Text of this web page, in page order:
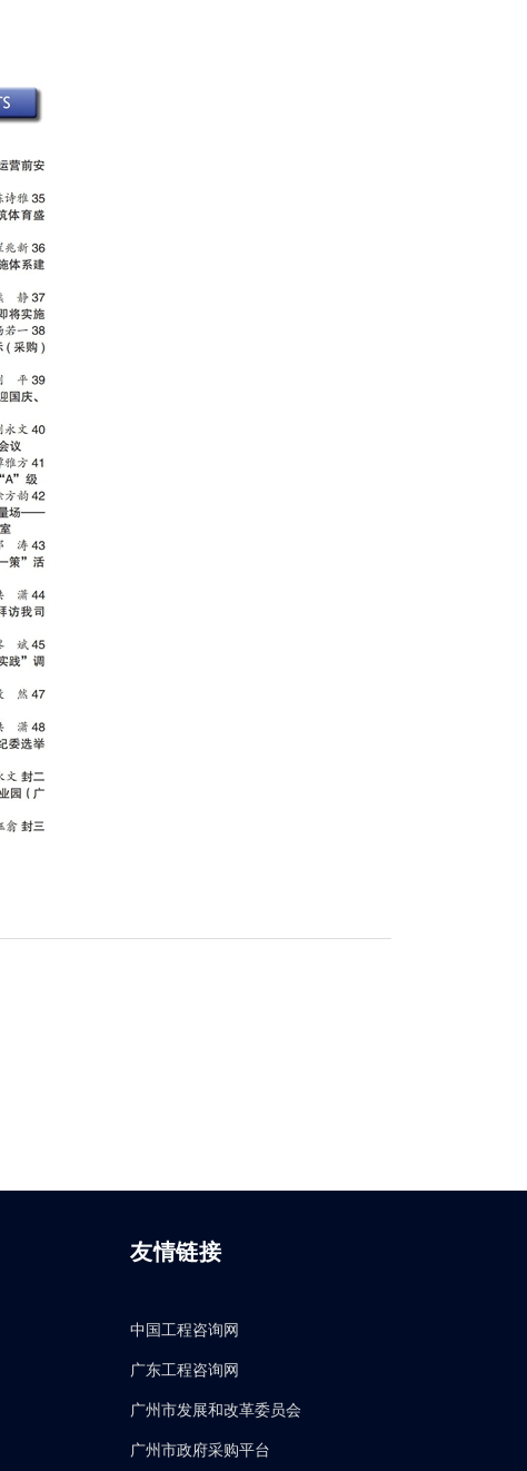
友情链接
中国工程咨询网
广东工程咨询网
广州市发展和改革委员会
广州市政府采购平台